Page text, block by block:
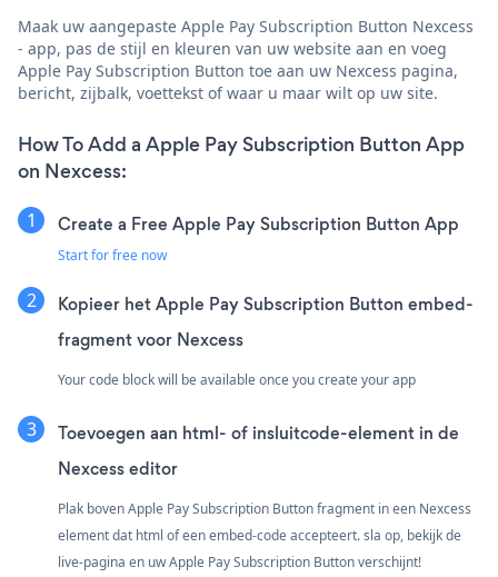
Maak uw aangepaste Apple Pay Subscription Button Nexcess
- app, pas de stijl en kleuren van uw website aan en voeg
Apple Pay Subscription Button toe aan uw Nexcess pagina,
bericht, zijbalk, voettekst of waar u maar wilt op uw site.
How To Add a Apple Pay Subscription Button App
on Nexcess:
Create a Free Apple Pay Subscription Button App
Start for free now
Kopieer het Apple Pay Subscription Button embed-
fragment voor Nexcess
Your code block will be available once you create your app
Toevoegen aan html- of insluitcode-element in de
Nexcess editor
Plak boven Apple Pay Subscription Button fragment in een Nexcess
element dat html of een embed-code accepteert. sla op, bekijk de
live-pagina en uw Apple Pay Subscription Button verschijnt!